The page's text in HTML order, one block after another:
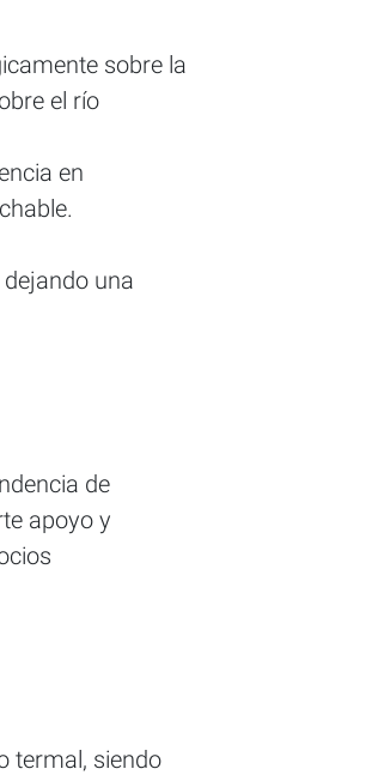
sobre la
el río
en
una
de
apoyo y
termal, siendo